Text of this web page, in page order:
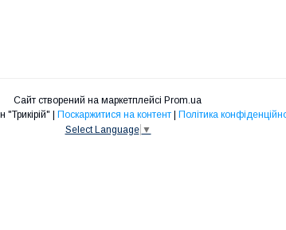
Сайт створений на маркетплейсі Prom.ua
Поскаржитися на контент
Політика
Select Language ▼